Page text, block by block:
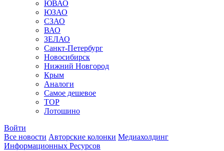
ЮВАО
ЮЗАО
СЗАО
ВАО
ЗЕЛАО
Санкт-Петербург
Новосибирск
Нижний Новгород
Крым
Аналоги
Самое дешевое
TOP
Лотошино
Войти
Все новости Авторские колонки Медиахолдинг
Информационных Ресурсов